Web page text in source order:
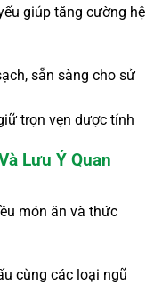
giúp tăng cường hệ
trọn vẹn dược tính
Lưu Ý Quan
món ăn và thức
cùng các loại ngũ